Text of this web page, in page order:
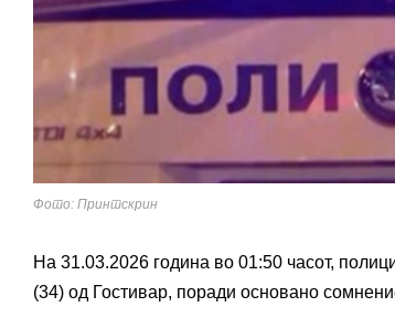
Фото: Принтскрин
На 31.03.2026 година во 01:50 часот,
(34) од Гостивар, поради основано